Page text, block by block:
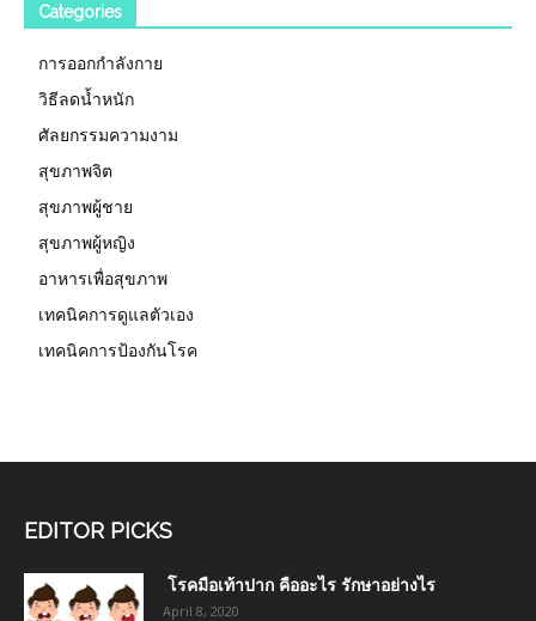
Categories
การออกกำลังกาย
วิธีลดน้ำหนัก
ศัลยกรรมความงาม
สุขภาพจิต
สุขภาพผู้ชาย
สุขภาพผู้หญิง
อาหารเพื่อสุขภาพ
เทคนิคการดูแลตัวเอง
เทคนิคการป้องกันโรค
EDITOR PICKS
โรคมือเท้าปาก คืออะไร รักษาอย่างไร
April 8, 2020